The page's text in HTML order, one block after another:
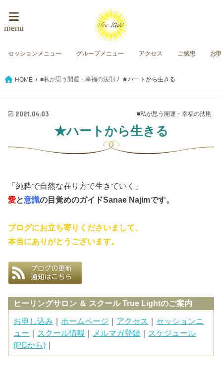
menu
セッションメニュー グループメニュー アクセス ご感想 お
HOME ■私が思う開運・幸福の法則 ★ハートから生きる
■私が思う開運・幸福の法則
2021.04.03
★ハートから生きる
「純粋で自然な在り方で生きていく」
愛と意識の目覚めのガイドSanae Najimです。
ブログにお立ち寄りくださいまして、
本当にありがとうございます。
ヒーリングサロン ＆ スクール True Lightのご案内
お申し込み ｜ ホームページ ｜ アクセス ｜ セッションニ
ュー ｜ スクール情報 ｜ メルマガ登録 ｜ スケジュール
(PCから) ｜